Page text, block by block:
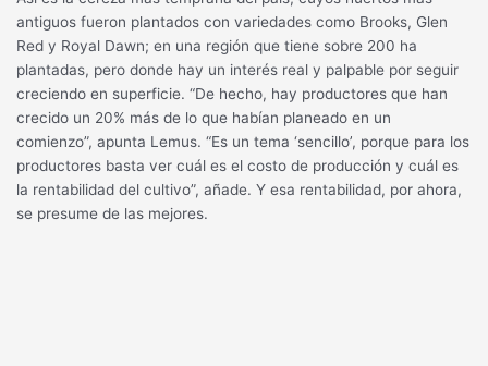
antiguos fueron plantados con variedades como Brooks, Glen
Red y Royal Dawn; en una región que tiene sobre 200 ha
plantadas, pero donde hay un interés real y palpable por seguir
creciendo en superficie. “De hecho, hay productores que han
crecido un 20% más de lo que habían planeado en un
comienzo”, apunta Lemus. “Es un tema ‘sencillo’, porque para los
productores basta ver cuál es el costo de producción y cuál es
la rentabilidad del cultivo”, añade. Y esa rentabilidad, por ahora,
se presume de las mejores.